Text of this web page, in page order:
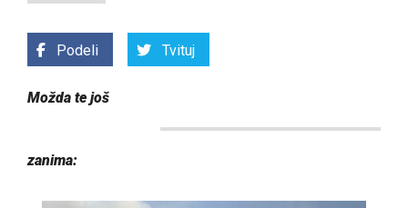
Podeli Tvituj
Možda te još
zanima: